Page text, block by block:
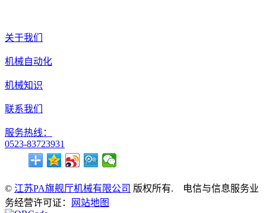
关于我们
机械自动化
机械知识
联系我们
服务热线：
0523-83723931
© 江苏PA旗舰厅机械有限公司 版权所有. 电信与信息服务业
务经营许可证：
网站地图